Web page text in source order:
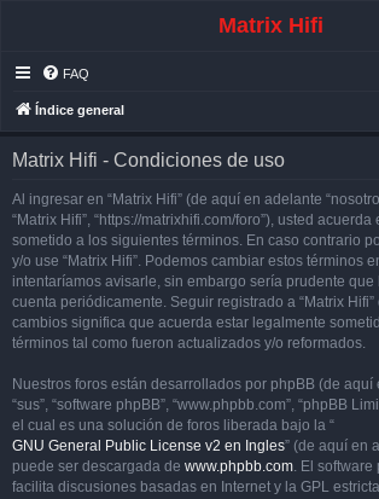
Matrix Hifi
FAQ
Índice general
Matrix Hifi - Condiciones de uso
Al ingresar en “Matrix Hifi” (de aquí en adelante
“Matrix Hifi”, “https://matrixhifi.com/foro”), usted
sometido a los siguientes términos. En caso contrario
y/o use “Matrix Hifi”. Podemos cambiar estos términos
intentaríamos avisarle, sin embargo sería prudente que
cuenta periódicamente. Seguir registrado a “Matrix
cambios significa que acuerda estar legalmente
términos tal como fueron actualizados y/o reformados.
Nuestros foros están desarrollados por phpBB (de aquí
“sus”, “software phpBB”, “www.phpbb.com”, “phpBB
el cual es una solución de foros liberada bajo la “
GNU General Public License v2 en Ingles” (de aquí en
puede ser descargada de www.phpbb.com. El software
facilita discusiones basadas en Internet y la GPL